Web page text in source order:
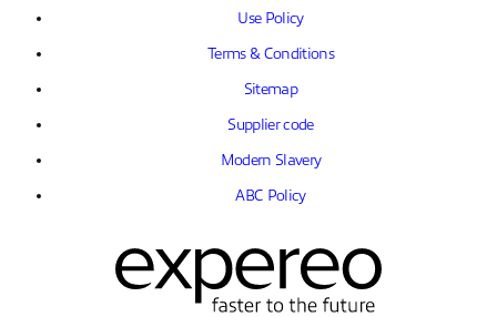
Use Policy
Terms & Conditions
Sitemap
Supplier code
Modern Slavery
ABC Policy